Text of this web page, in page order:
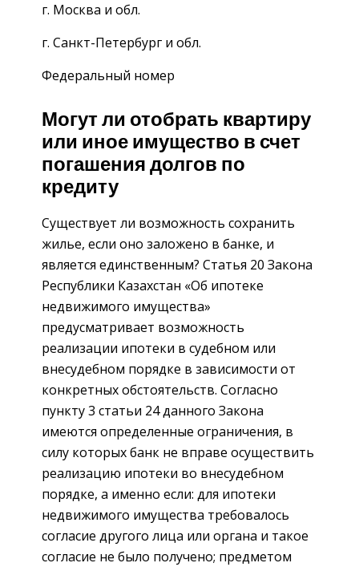
г. Москва и обл.
г. Санкт-Петербург и обл.
Федеральный номер
Могут ли отобрать квартиру
или иное имущество в счет
погашения долгов по
кредиту
Существует ли возможность сохранить
жилье, если оно заложено в банке, и
является единственным? Статья 20 Закона
Республики Казахстан «Об ипотеке
недвижимого имущества»
предусматривает возможность
реализации ипотеки в судебном или
внесудебном порядке в зависимости от
конкретных обстоятельств. Согласно
пункту 3 статьи 24 данного Закона
имеются определенные ограничения, в
силу которых банк не вправе осуществить
реализацию ипотеки во внесудебном
порядке, а именно если: для ипотеки
недвижимого имущества требовалось
согласие другого лица или органа и такое
согласие не было получено; предметом